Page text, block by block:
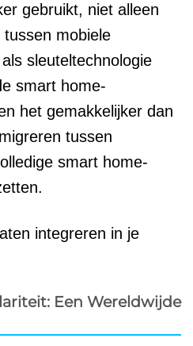
gebruikt, niet alleen
mobiele
sleuteltechnologie
smart home-
het gemakkelijker dan
tussen
smart home-
integreren in je
Een Wereldwijde